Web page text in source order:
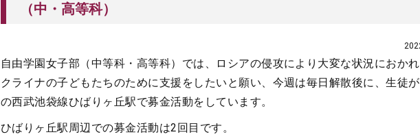
（中・高等科）
自由学園女子部（中等科・高等科）では、ロシアの侵攻により大変な状況におか
クライナの子どもたちのために支援をしたいと願い、今週は毎日解散後に、生徒
の西武池袋線ひばりヶ丘駅で募金活動をしています。
ひばりヶ丘駅周辺での募金活動は2回目です。